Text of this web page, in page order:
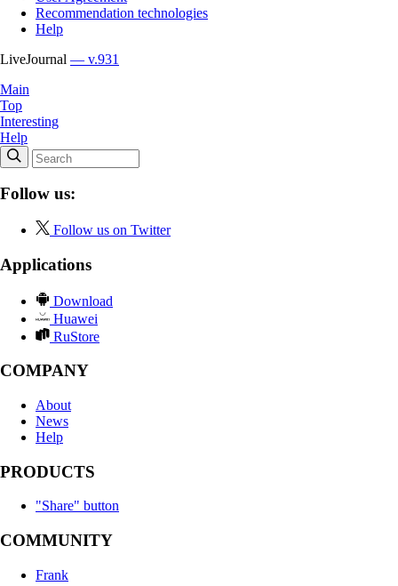
Recommendation technologies
Help
LiveJournal — v.931
Main
Top
Interesting
Help
Follow us:
Follow us on Twitter
Applications
Download
Huawei
RuStore
COMPANY
About
News
Help
PRODUCTS
"Share" button
COMMUNITY
Frank